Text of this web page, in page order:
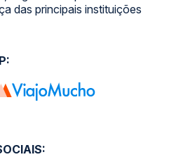
das principais instituições